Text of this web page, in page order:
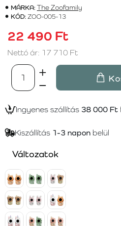
MÁRKA:The Zoofamily
KÓD:ZOO-005-13
22 490 Ft
Nettó ár: 17 710 Ft
Ingyenes szállítás 38 000 Ft
Kiszállítás 1-3 napon belül
Változatok